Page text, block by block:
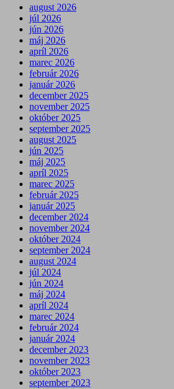
august 2026
júl 2026
jún 2026
máj 2026
apríl 2026
marec 2026
február 2026
január 2026
december 2025
november 2025
október 2025
september 2025
august 2025
jún 2025
máj 2025
apríl 2025
marec 2025
február 2025
január 2025
december 2024
november 2024
október 2024
september 2024
august 2024
júl 2024
jún 2024
máj 2024
apríl 2024
marec 2024
február 2024
január 2024
december 2023
november 2023
október 2023
september 2023